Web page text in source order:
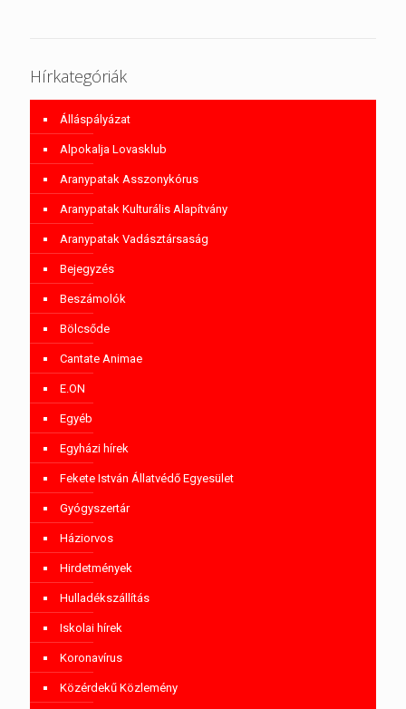
Hírkategóriák
Álláspályázat
Alpokalja Lovasklub
Aranypatak Asszonykórus
Aranypatak Kulturális Alapítvány
Aranypatak Vadásztársaság
Bejegyzés
Beszámolók
Bölcsőde
Cantate Animae
E.ON
Egyéb
Egyházi hírek
Fekete István Állatvédő Egyesület
Gyógyszertár
Háziorvos
Hirdetmények
Hulladékszállítás
Iskolai hírek
Koronavírus
Közérdekű Közlemény